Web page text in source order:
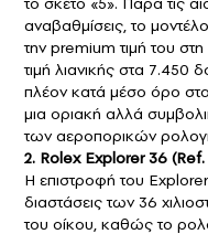
αναβαθμίσεις, το
την premium τιμή του
τιμή λιανικής στα 7.450
πλέον κατά μέσο όρο
μια οριακή αλλά
των αεροπορικών
2. Rolex Explorer 36
Η επιστροφή του Explorer
διαστάσεις των 36
του οίκου, καθώς το